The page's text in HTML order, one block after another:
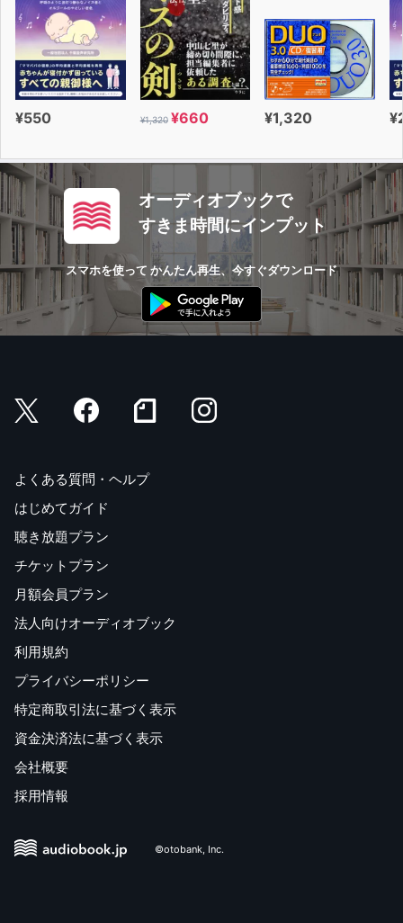
¥550 ¥1,320 ¥660 ¥1,320
オーディオブックで
すきま時間にインプット
スマホを使って かんたん再生、今すぐダウンロード
よくある質問・ヘルプ
はじめてガイド
聴き放題プラン
チケットプラン
月額会員プラン
法人向けオーディオブック
利用規約
プライバシーポリシー
特定商取引法に基づく表示
資金決済法に基づく表示
会社概要
採用情報
©otobank, Inc.